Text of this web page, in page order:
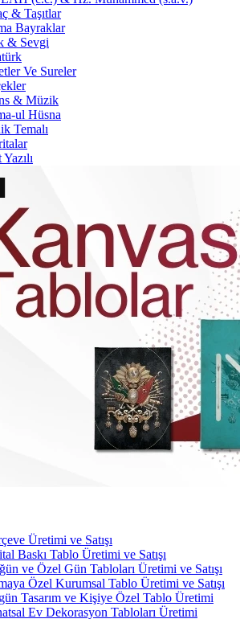
& Taşıtlar
Bayraklar
& Sevgi
Ve Sureler
& Müzik
ul Hüsna
Temalı
Üretimi ve Satışı
Baskı Tablo Üretimi ve Satışı
ve Özel Gün Tabloları Üretimi ve Satışı
Özel Kurumsal Tablo Üretimi ve Satışı
Tasarım ve Kişiye Özel Tablo Üretimi
Ev Dekorasyon Tabloları Üretimi